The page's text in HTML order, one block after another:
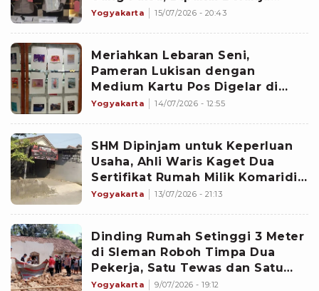
Rokok dan Mie Instan
Yogyakarta 15/07/2026 - 20:43
Meriahkan Lebaran Seni,
Pameran Lukisan dengan
Medium Kartu Pos Digelar di
Yogyakarta
Yogyakarta 14/07/2026 - 12:55
SHM Dipinjam untuk Keperluan
Usaha, Ahli Waris Kaget Dua
Sertifikat Rumah Milik Komaridin
Beralih Nama dan Jadi Agunan
Yogyakarta 13/07/2026 - 21:13
Dinding Rumah Setinggi 3 Meter
di Sleman Roboh Timpa Dua
Pekerja, Satu Tewas dan Satu
Dirawat di RS
Yogyakarta 9/07/2026 - 19:12